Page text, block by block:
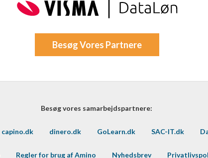
Besøg Vores Partnere
Besøg vores samarbejdspartnere:
capino.dk dinero.dk GoLearn.dk SAC-IT.dk
Regler for brug af Amino Nyhedsbrev